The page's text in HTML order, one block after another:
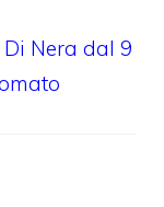
Nera dal 9